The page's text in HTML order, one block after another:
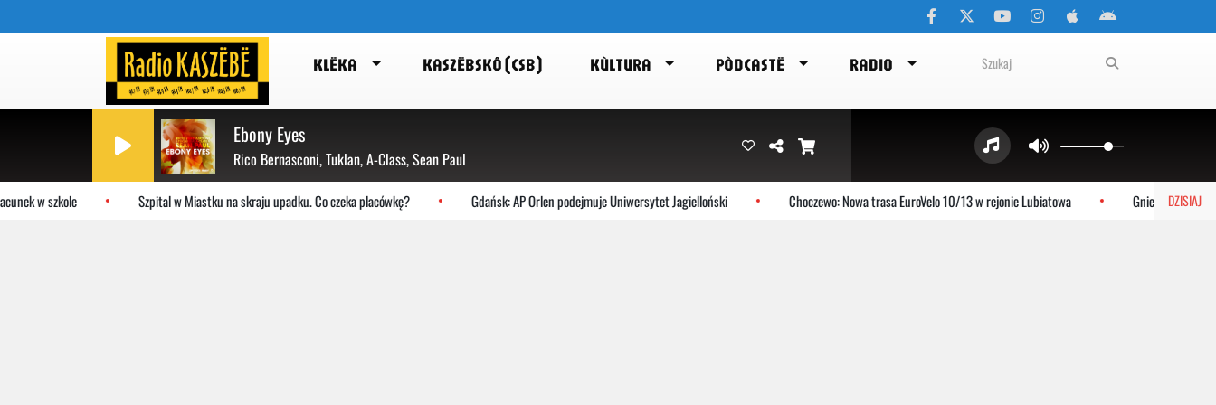
KLËKA KASZËBSKÔ (CSB) KÙLTURA PÒDCASTË RADIO
Ebony Eyes
Rico Bernasconi, Tuklan, A-Class, Sean Paul
DZISIAJ
w szkole Szpital w Miastku na skraju upadku. Co czeka placówkę? Gdańsk: AP Orlen podejmuje Uniwersytet Jagielloński Choczewo: Nowa trasa EuroVelo 10/13 w rejonie Lubiatowa Gniewino: